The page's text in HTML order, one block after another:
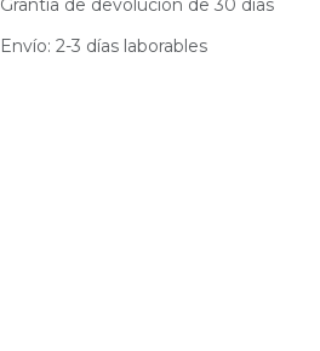
Grantía de devolución de 30 días
Envío: 2-3 días laborables